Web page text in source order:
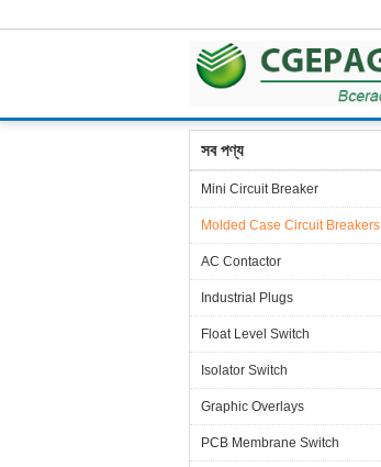
সব পণ্য
Mini Circuit Breaker
Molded Case Circuit Breakers
AC Contactor
Industrial Plugs
Float Level Switch
Isolator Switch
Graphic Overlays
PCB Membrane Switch